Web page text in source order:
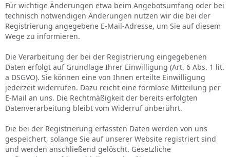
Für wichtige Änderungen etwa beim Angebotsumfang oder bei
technisch notwendigen Änderungen nutzen wir die bei der
Registrierung angegebene E-Mail-Adresse, um Sie auf diesem
Wege zu informieren.
Die Verarbeitung der bei der Registrierung eingegebenen
Daten erfolgt auf Grundlage Ihrer Einwilligung (Art. 6 Abs. 1 lit.
a DSGVO). Sie können eine von Ihnen erteilte Einwilligung
jederzeit widerrufen. Dazu reicht eine formlose Mitteilung per
E-Mail an uns. Die Rechtmäßigkeit der bereits erfolgten
Datenverarbeitung bleibt vom Widerruf unberührt.
Die bei der Registrierung erfassten Daten werden von uns
gespeichert, solange Sie auf unserer Website registriert sind
und werden anschließend gelöscht. Gesetzliche